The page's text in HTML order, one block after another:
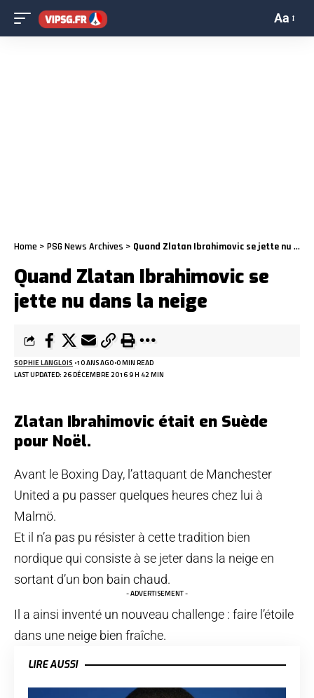
Aa
Home > PSG News Archives > Quand Zlatan Ibrahimovic se jette nu dans la neige
Quand Zlatan Ibrahimovic se
jette nu dans la neige
LAST UPDATED: 26 DÉCEMBRE 2016 9 H 42 MIN
SOPHIE LANGLOIS 10 ANS AGO 0 MIN READ
Zlatan Ibrahimovic était en Suède
pour Noël.
Avant le Boxing Day, l’attaquant de Manchester
United a pu passer quelques heures chez lui à
Malmö.
Et il n’a pas pu résister à cette tradition bien
nordique qui consiste à se jeter dans la neige en
sortant d’un bon bain chaud.
- ADVERTISEMENT -
Il a ainsi inventé un nouveau challenge : faire l’étoile
dans une neige bien fraîche.
LIRE AUSSI